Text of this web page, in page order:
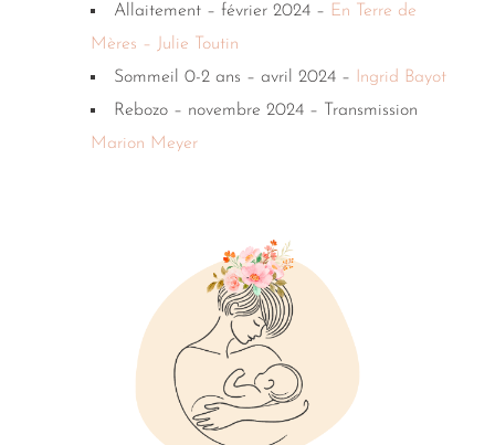
Allaitement – février 2024 – En Terre de
Mères – Julie Toutin
Sommeil 0-2 ans – avril 2024 – Ingrid Bayot
Rebozo – novembre 2024 – Transmission
Marion Meyer